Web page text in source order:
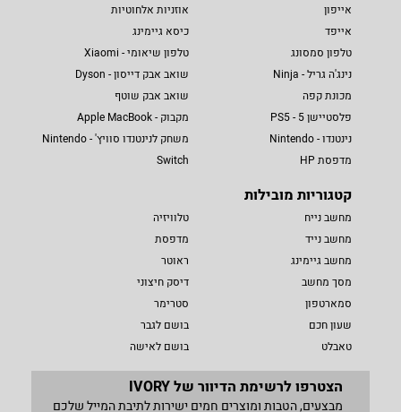
אייפון
אייפד
טלפון סמסונג
נינג'ה גריל - Ninja
מכונת קפה
פלסטיישן 5 - PS5
נינטנדו - Nintendo
מדפסת HP
אוזניות אלחוטיות
כיסא גיימינג
טלפון שיאומי - Xiaomi
שואב אבק דייסון - Dyson
שואב אבק שוטף
מקבוק - Apple MacBook
משחק לנינטנדו סוויץ' - Nintendo
Switch
קטגוריות מובילות
מחשב נייח
מחשב נייד
מחשב גיימינג
מסך מחשב
סמארטפון
שעון חכם
טאבלט
טלוויזיה
מדפסת
ראוטר
דיסק חיצוני
סטרימר
בושם לגבר
בושם לאישה
הצטרפו לרשימת הדיוור של IVORY
מבצעים, הטבות ומוצרים חמים ישירות לתיבת המייל שלכם